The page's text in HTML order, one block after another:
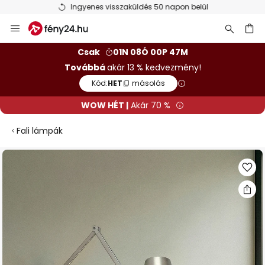
Ingyenes visszaküldés 50 napon belül
Ugrás
a
Csak
01N 08Ó 00P 46M
Továbbáakár 13 % kedvezmény!
Kód:HET másolás
WOW HÉT | Akár 70 %
Fali lámpák
Ugrás